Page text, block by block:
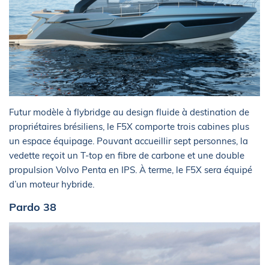
Futur modèle à flybridge au design fluide à destination de
propriétaires brésiliens, le F5X comporte trois cabines plus
un espace équipage. Pouvant accueillir sept personnes, la
vedette reçoit un T-top en fibre de carbone et une double
propulsion Volvo Penta en IPS. À terme, le F5X sera équipé
d’un moteur hybride.
Pardo 38